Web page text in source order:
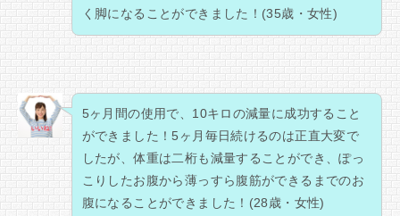
く脚になることができました！(35歳・女性)
5ヶ月間の使用で、10キロの減量に成功すること
ができました！5ヶ月毎日続けるのは正直大変で
したが、体重は二桁も減量することができ、ぽっ
こりしたお腹から薄っすら腹筋ができるまでのお
腹になることができました！(28歳・女性)